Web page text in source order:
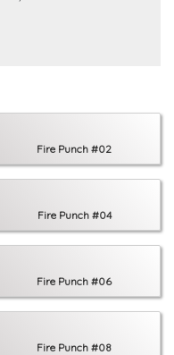
Fire Punch #02
Fire Punch #04
Fire Punch #06
Fire Punch #08